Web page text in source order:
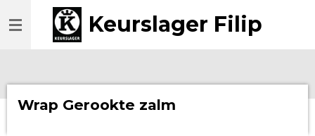
direct
Keurslager Filip
Wrap Gerookte zalm